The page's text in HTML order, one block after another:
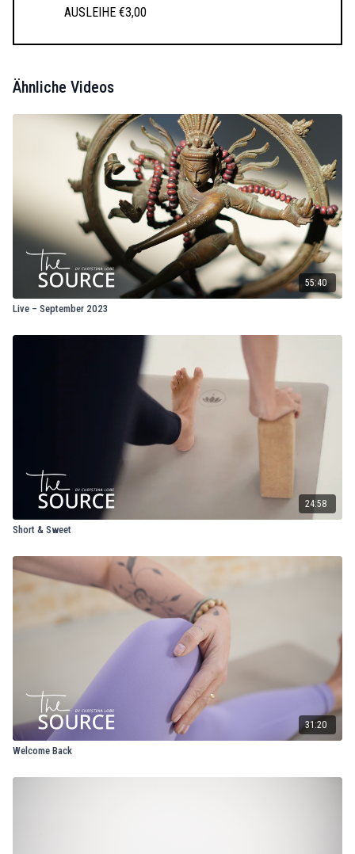
Ausleihe €3,00
Ähnliche Videos
55:40
Live – September 2023
24:58
Short & Sweet
31:20
Welcome Back